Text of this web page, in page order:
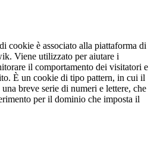
cookie è associato alla piattaforma di
Viene utilizzato per aiutare i
il comportamento dei visitatori e
È un cookie di tipo pattern, in cui il
breve serie di numeri e lettere, che
per il dominio che imposta il